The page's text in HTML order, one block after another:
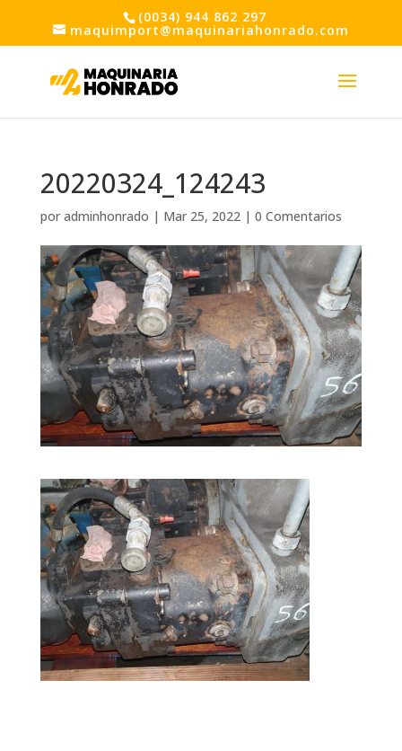
(0034) 944 862 297
maquimport@maquinariahonrado.com
20220324_124243
por adminhonrado | Mar 25, 2022| 0 Comentarios